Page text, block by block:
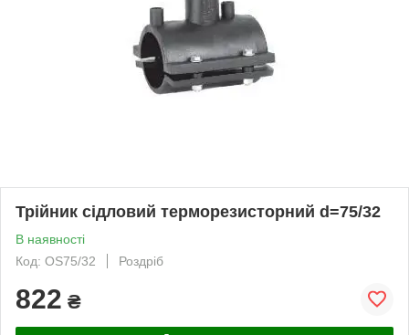
Трійник сідловий терморезисторний d=75/32
В наявності
Код: OS75/32
Роздріб
822 ₴